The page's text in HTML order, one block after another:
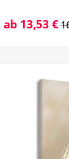
ab 13,53 €